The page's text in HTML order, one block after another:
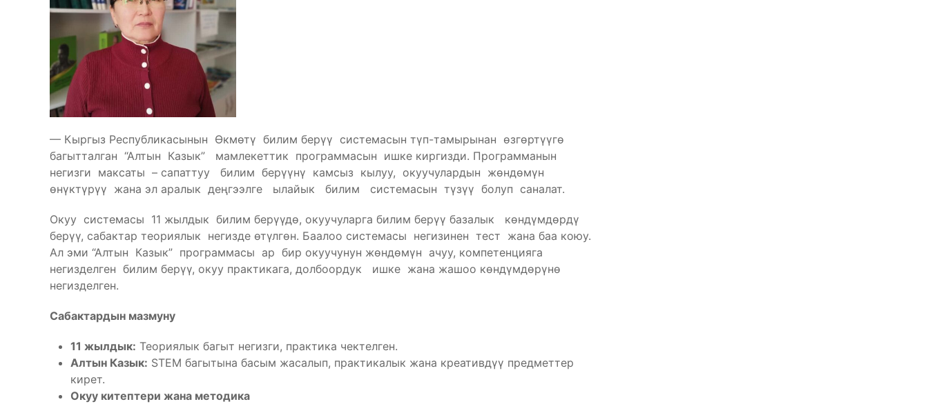
— Кыргыз Республикасынын Өкмѳтү билим берүү системасын түп-тамырынан ѳзгѳртүүгө
багытталган “Алтын Казык” мамлекеттик программасын ишке киргизди. Программанын
негизги максаты – сапаттуу билим берүүнү камсыз кылуу, окуучулардын жөндөмүн
өнүктүрүү жана эл аралык деңгээлге ылайык билим системасын түзүү болуп саналат.
Окуу системасы 11 жылдык билим берүүдө, окуучуларга билим берүү базалык көндүмдөрдү
берүү, сабактар теориялык негизде өтүлгөн. Баалоо системасы негизинен тест жана баа коюу.
Ал эми “Алтын Казык” программасы ар бир окуучунун жөндөмүн ачуу, компетенцияга
негизделген билим берүү, окуу практикага, долбоордук ишке жана жашоо көндүмдөрүнө
негизделген.
Сабактардын мазмуну
11 жылдык: Теориялык багыт негизги, практика чектелген.
Алтын Казык: STEM багытына басым жасалып, практикалык жана креативдүү предметтер
кирет.
Окуу китептери жана методика